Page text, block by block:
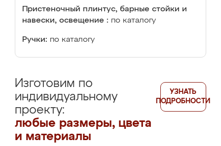
Пристеночный плинтус, барные стойки и
навески, освещение : по каталогу
Ручки: по каталогу
Изготовим по
индивидуальному
проекту:
любые размеры, цвета
и материалы
УЗНАТЬ
ПОДРОБНОСТИ